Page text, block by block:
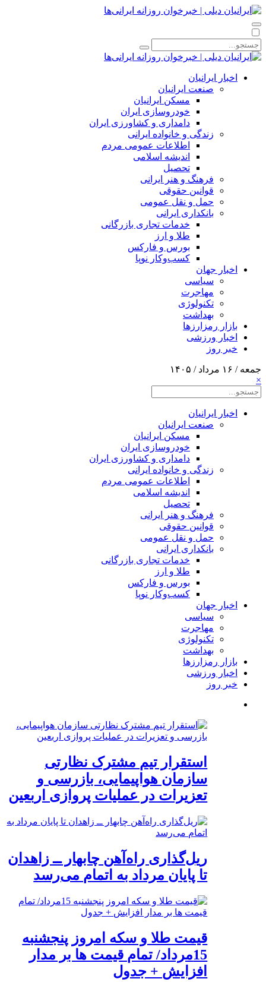
اخبار ایرانیان
صنعت ایرانیان
مسکن ایرانیان
خودروسازی ایران
دامداری و کشاورزی ایران
زندگی و خانواده ایرانی
اطلاعات عمومی مردم
اندیشه اسلامی
تحصیل
فرهنگ و هنر ایرانی
قوانین حقوقی
حمل و نقل عمومی
بانکداری ایرانی
خدمات تجاری بازرگانی
طلا و ارز
بورس و فارکس
کسب‌وکار نوپا
اخبار جهان
سیاسی
مهاجرت
تکنولوژی
بهداشت
بازار رمزارزها
اخبار ورزشی
خبر روز
جمعه / ۱۶ مرداد / ۱۴۰۵
×
اخبار ایرانیان
صنعت ایرانیان
مسکن ایرانیان
خودروسازی ایران
دامداری و کشاورزی ایران
زندگی و خانواده ایرانی
اطلاعات عمومی مردم
اندیشه اسلامی
تحصیل
فرهنگ و هنر ایرانی
قوانین حقوقی
حمل و نقل عمومی
بانکداری ایرانی
خدمات تجاری بازرگانی
طلا و ارز
بورس و فارکس
کسب‌وکار نوپا
اخبار جهان
سیاسی
مهاجرت
تکنولوژی
بهداشت
بازار رمزارزها
اخبار ورزشی
خبر روز
استقرار تیم مشترک نظارتی
سازمان هواپیمایی، بازرسی و
تعزیرات در عملیات پروازی اربعین
ریل‌گذاری راه‌آهن چابهار ــ زاهدان
تا پایان مرداد به اتمام می‌رسد
قیمت طلا و سکه امروز پنجشنبه
15مرداد/ تمام قیمت ها بر مدار
افزایش + جدول